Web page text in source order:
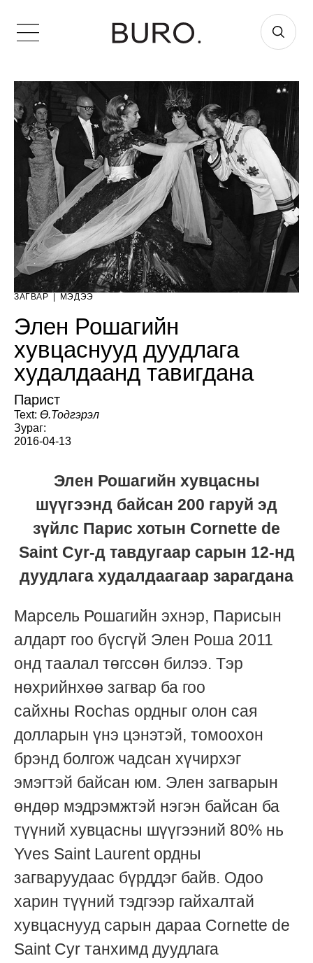
ЗАГВАР МЭДЭЭ
Элен Рошагийн
хувцаснууд дуудлага
худалдаанд тавигдана
Парист
Text: Ө.Тодгэрэл
Зураг:
2016-04-13
Элен Рошагийн хувцасны
шүүгээнд байсан 200 гаруй эд
зүйлс Парис хотын Cornette de
Saint Cyr-д тавдугаар сарын 12-нд
дуудлага худалдаагаар зарагдана
Марсель Рошагийн эхнэр, Парисын
алдарт гоо бүсгүй Элен Роша 2011
онд таалал төгссөн билээ. Тэр
нөхрийнхөө загвар ба гоо
сайхны Rochas ордныг олон сая
долларын үнэ цэнэтэй, томоохон
брэнд болгож чадсан хүчирхэг
эмэгтэй байсан юм. Элен загварын
өндөр мэдрэмжтэй нэгэн байсан ба
түүний хувцасны шүүгээний 80% нь
Yves Saint Laurent ордны
загваруудаас бүрддэг байв. Одоо
харин түүний тэдгээр гайхалтай
хувцаснууд сарын дараа Cornette de
Saint Cyr танхимд дуудлага